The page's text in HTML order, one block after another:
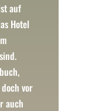
auf
Hotel
vor
auch